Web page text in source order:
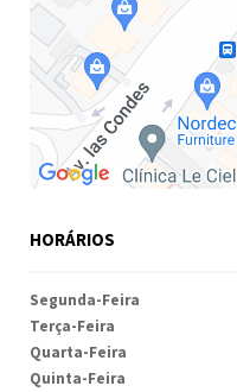
HORÁRIOS
Segunda-Feira
Terça-Feira
Quarta-Feira
Quinta-Feira